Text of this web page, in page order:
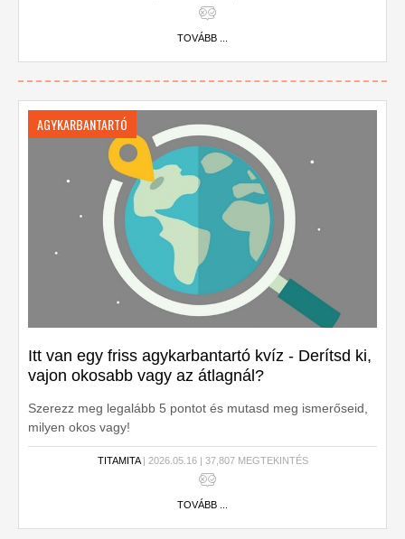
TOVÁBB ...
AGYKARBANTARTÓ
Itt van egy friss agykarbantartó kvíz - Derítsd ki,
vajon okosabb vagy az átlagnál?
Szerezz meg legalább 5 pontot és mutasd meg ismerőseid,
milyen okos vagy!
TITAMITA| 2026.05.16 | 37,807 MEGTEKINTÉS
TOVÁBB ...